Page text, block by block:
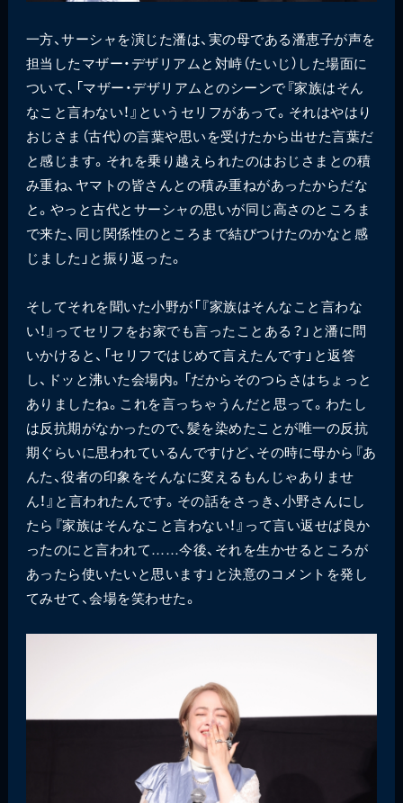
一方、サーシャを演じた潘は、実の母である潘恵子が声を
担当したマザー・デザリアムと対峙（たいじ）した場面に
ついて、「マザー・デザリアムとのシーンで『家族はそん
なこと言わない！』というセリフがあって。それはやはり
おじさま（古代）の言葉や思いを受けたから出せた言葉だ
と感じます。それを乗り越えられたのはおじさまとの積
み重ね、ヤマトの皆さんとの積み重ねがあったからだな
と。やっと古代とサーシャの思いが同じ高さのところま
で来た、同じ関係性のところまで結びつけたのかなと感
じました」と振り返った。
そしてそれを聞いた小野が「『家族はそんなこと言わな
い！』ってセリフをお家でも言ったことある？」と潘に問
いかけると、「セリフではじめて言えたんです」と返答
し、ドッと沸いた会場内。「だからそのつらさはちょっと
ありましたね。これを言っちゃうんだと思って。わたし
は反抗期がなかったので、髪を染めたことが唯一の反抗
期ぐらいに思われているんですけど、その時に母から『あ
んた、役者の印象をそんなに変えるもんじゃありませ
ん！』と言われたんです。その話をさっき、小野さんにし
たら『家族はそんなこと言わない！』って言い返せば良か
ったのにと言われて……今後、それを生かせるところが
あったら使いたいと思います」と決意のコメントを発し
てみせて、会場を笑わせた。